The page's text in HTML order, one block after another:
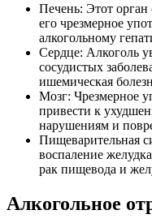
Печень: Этот орган
его чрезмерное
алкогольному
Сердце: Алкоголь
сосудистых
ишемическая
Мозг: Чрезмерное
привести к
нарушениям и
Пищеварительная
воспаление
рак пищевода и
Алкогольное